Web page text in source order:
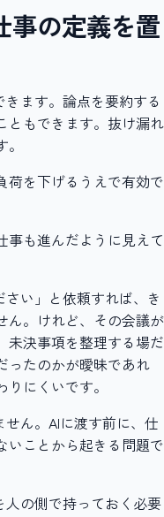
事の定義を置
ます。論点を要約する
ともできます。抜け漏れ
荷を下げるうえで有効で
事も進んだように見えて
い」と依頼すれば、き
ん。けれど、その会議が
未決事項を整理する場だ
ったのかが曖昧であれ
にくいです。
ん。AIに渡す前に、仕
いことから起きる問題で
の側で持っておく必要